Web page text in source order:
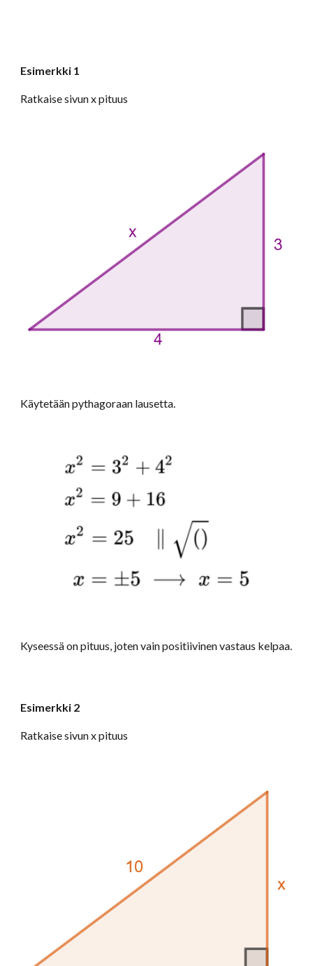
Esimerkki 1
Ratkaise sivun x pituus
Käytetään pythagoraan lausetta.
Kyseessä on pituus, joten vain positiivinen vastaus kelpaa.
Esimerkki 2
Ratkaise sivun x pituus